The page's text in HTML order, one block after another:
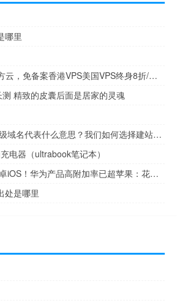
哪里
#双11CubeCloud魔方云，免备案香港VPS美国VPS终身8折/双11特惠，香港CN2 GIA/美国CN2 GIA优质网络，1Gbps带宽低至31元/月
精致的皮囊后面是居家的灵魂
一级域名二级域名三级域名代表什么意思？我们如何选择建站域名
电器（ultrabook笔记本）
自研系统鸿蒙媲美安卓iOS！华为产品高附加率已超苹果：花粉忠诚度不输果粉
处是哪里